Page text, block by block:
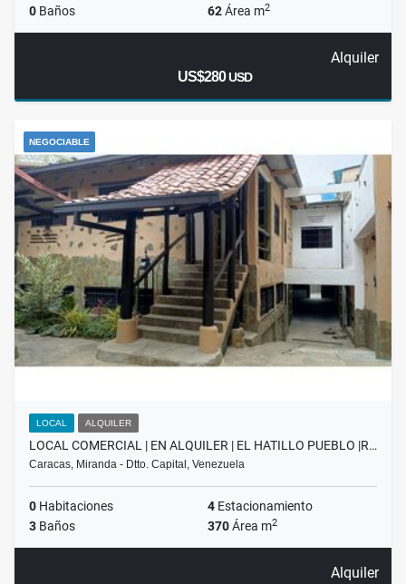
0 Baños 62Área m2
Alquiler
US$280USD
NEGOCIABLE
LOCAL ALQUILER
LOCAL COMERCIAL | EN ALQUILER | EL HATILLO PUEBLO |R…
Caracas, Miranda - Dtto. Capital, Venezuela
0 Habitaciones 4 Estacionamiento
3 Baños 370Área m2
Alquiler